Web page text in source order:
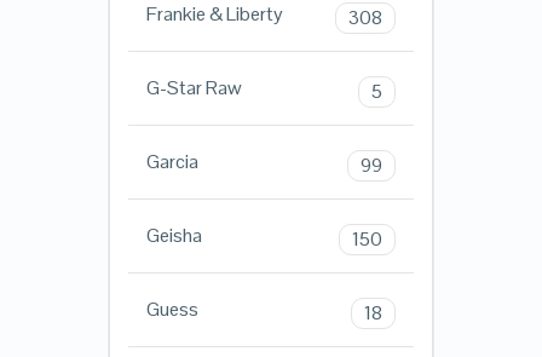
Frankie & Liberty 308
G-Star Raw 5
Garcia 99
Geisha 150
Guess 18